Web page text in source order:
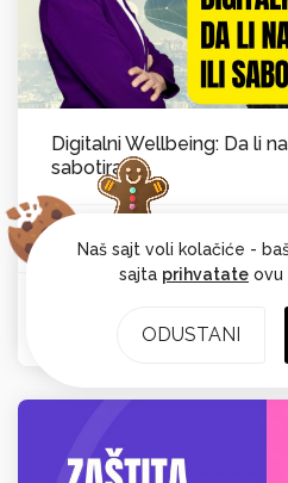
Digitalni Wellbeing: Da li
sabotira
Od:
Naš sajt voli kolačiće -
sajta prihvatate ovu
ODUSTANI